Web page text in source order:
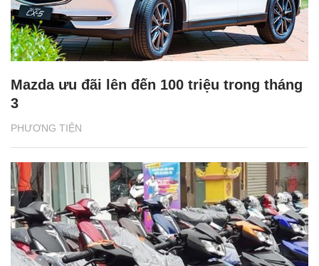
PHƯƠNG TIỆN
Mazda ưu đãi lên đến 100 triệu trong tháng
3